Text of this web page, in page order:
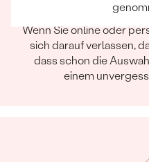
Ein Eppi-
Wenn Sie online oder
sich darauf verlassen,
dass schon die
einem